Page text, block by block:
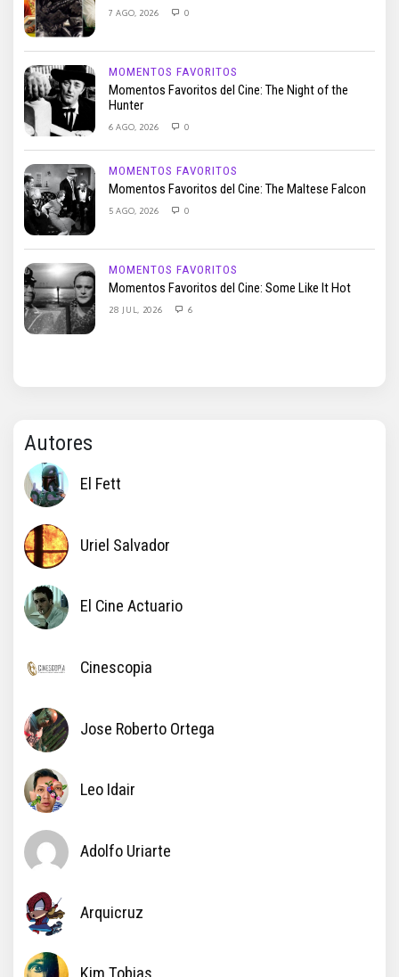
7 AGO, 2026 0
MOMENTOS FAVORITOS
Momentos Favoritos del Cine: The Night of the
Hunter
6 AGO, 2026 0
MOMENTOS FAVORITOS
Momentos Favoritos del Cine: The Maltese Falcon
5 AGO, 2026 0
MOMENTOS FAVORITOS
Momentos Favoritos del Cine: Some Like It Hot
28 JUL, 2026 6
Autores
El Fett
Uriel Salvador
El Cine Actuario
Cinescopia
Jose Roberto Ortega
Leo Idair
Adolfo Uriarte
Arquicruz